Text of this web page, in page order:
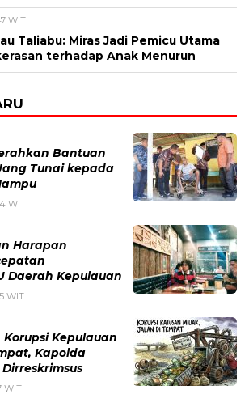
WIT
Taliabu: Miras Jadi Pemicu Utama
terhadap Anak Menurun
Bantuan
Tunai kepada
WIT
Harapan
Daerah Kepulauan
WIT
Korupsi Kepulauan
Kapolda
WIT